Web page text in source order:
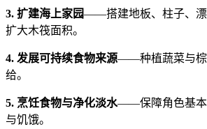
3. 扩建海上家园——搭建地板、柱子、漂
扩大木筏面积。
4. 发展可持续食物来源——种植蔬菜与棕
给。
5. 烹饪食物与净化淡水——保障角色基本
与饥饿。